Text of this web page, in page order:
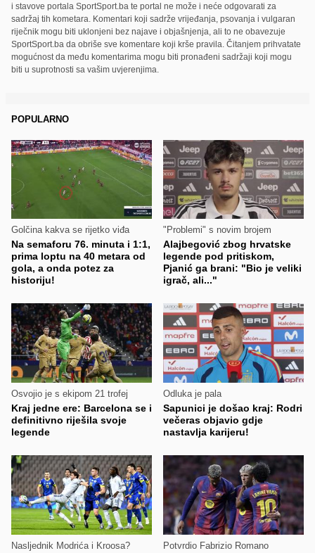
i stavove portala SportSport.ba te portal ne može i neće odgovarati za
sadržaj tih kometara. Komentari koji sadrže vrijeđanja, psovanja i vulgaran
riječnik mogu biti uklonjeni bez najave i objašnjenja, ali to ne obavezuje
SportSport.ba da obriše sve komentare koji krše pravila. Čitanjem prihvatate
mogućnost da među komentarima mogu biti pronađeni sadržaji koji mogu
biti u suprotnosti sa vašim uvjerenjima.
POPULARNO
Golčina kakva se rijetko viđa
Na semaforu 76. minuta i 1:1,
prima loptu na 40 metara od
gola, a onda potez za
historiju!
"Problemi" s novim brojem
Alajbegović zbog hrvatske
legende pod pritiskom,
Pjanić ga brani: "Bio je veliki
igrač, ali..."
Osvojio je s ekipom 21 trofej
Kraj jedne ere: Barcelona se i
definitivno riješila svoje
legende
Odluka je pala
Sapunici je došao kraj: Rodri
večeras objavio gdje
nastavlja karijeru!
Nasljednik Modrića i Kroosa? Potvrdio Fabrizio Romano